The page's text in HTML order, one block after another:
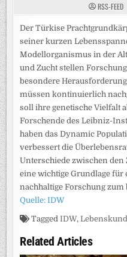
RSS-FEED
Der Türkise
seiner kurzen
Modellorganismus in der
und Zucht stellen
besondere
müssen kontinuierlich
soll ihre genetische Vielfalt
Forschende des Leibniz-
haben das Dynamic
verbessert die
Unterschiede zwischen
eine wichtige Grundlage für
nachhaltige Forschung
Quelle: IDW
TaggedIDW,
Related Articles